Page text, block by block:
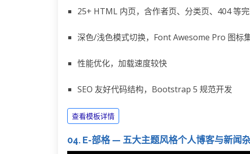
25+ HTML 内页，含作者页、分类页、404 等
深色/浅色模式切换，Font Awesome Pro 图标
性能优化，加载速度较快
SEO 友好代码结构，Bootstrap 5 规范开发
查看模板详情
04. E-部格 — 五大主题风格个人博客与新闻